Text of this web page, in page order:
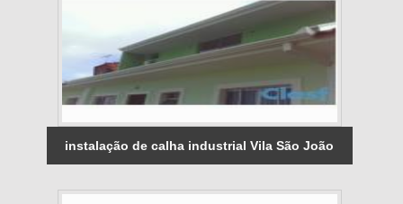
instalação de calha industrial Vila São João